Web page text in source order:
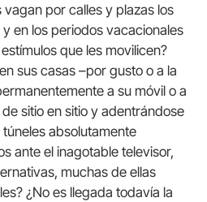
por calles y plazas los
en los periodos vacacionales
que les movilicen?
sus casas –por gusto o a la
a su móvil o a
sitio en sitio y adentrándose
absolutamente
ante el inagotable televisor,
muchas de ellas
¿No es llegada todavía la